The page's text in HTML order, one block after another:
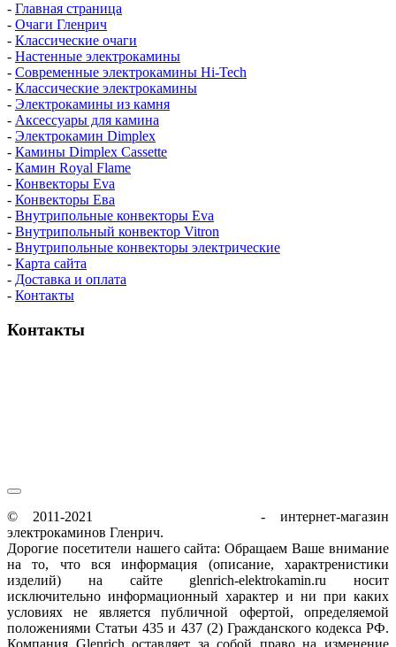
- Главная страница
- Очаги Гленрич
- Классические очаги
- Настенные электрокамины
- Современные электрокамины Hi-Tech
- Классические электрокамины
- Электрокамины из камня
- Аксессуары для камина
- Электрокамин Dimplex
- Камины Dimplex Cassette
- Камин Royal Flame
- Конвекторы Eva
- Конвекторы Ева
- Внутрипольные конвекторы Eva
- Внутрипольный конвектор Vitron
- Внутрипольные конвекторы электрические
- Карта сайта
- Доставка и оплата
- Контакты
Контакты
© 2011-2021
- интернет-магазин
электрокаминов Гленрич.
Дорогие посетители нашего сайта: Обращаем Ваше внимание
на то, что вся информация (описание, характренистики
изделий) на сайте glenrich-elektrokamin.ru носит
исключительно информационный характер и ни при каких
условиях не является публичной офертой, определяемой
положениями Статьи 435 и 437 (2) Гражданского кодекса РФ.
Компания Glenrich оставляет за собой право на изменение